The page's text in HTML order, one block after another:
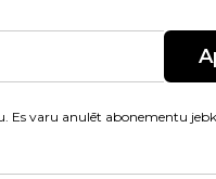
Es varu anulēt abonementu